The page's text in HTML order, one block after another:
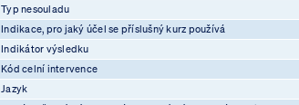
Typ nesouladu
Indikace, pro jaký účel se příslušný kurz používá
Indikátor výsledku
Kód celní intervence
Jazyk